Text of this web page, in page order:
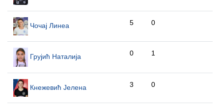
Чочај Линеа 5 0
Грујић Наталија 0 1
Кнежевић Јелена 3 0